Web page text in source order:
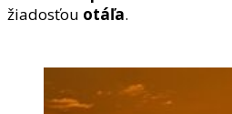
žiadosťou otáľa.